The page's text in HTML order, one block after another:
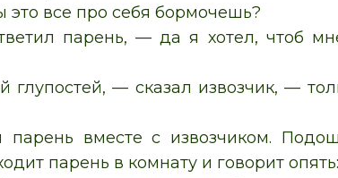
это все про себя бормочешь?
парень, — да я хотел, чтоб
глупостей, — сказал извозчик, —
парень вместе с извозчиком.
парень в комнату и говорит опять: